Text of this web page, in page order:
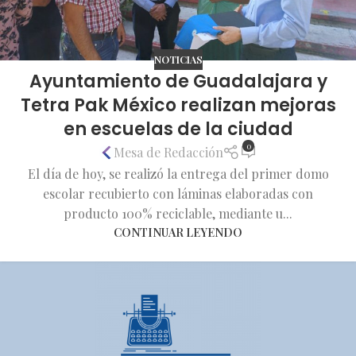
NOTICIAS
Ayuntamiento de Guadalajara y
Tetra Pak México realizan mejoras
en escuelas de la ciudad
Mesa de Redacción 0
El día de hoy, se realizó la entrega del primer domo
escolar recubierto con láminas elaboradas con
producto 100% reciclable, mediante u...
CONTINUAR LEYENDO